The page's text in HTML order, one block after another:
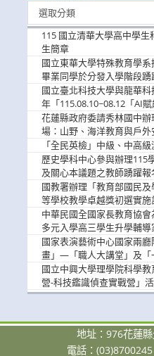
選取分類
115 國立清華大學高中學
生簡章
國立東華大學特殊教育學
畢業同學於分發入學階段踴
國立臺北科技大學與龍華
年「115.08.10~08.12「AI
歡迎學生踴躍報名參加
花蓮縣政府委請秀林國中
場：山野、海洋教育與戶
參加
「全民英檢」中級、中高
歷史學科中心參與辦理115
及關心本議題之教師踴躍報
國教署辦理「教育部國民
等學校教學卓越獎初選實
中華民國全國家長教育協
多元入學高三學生升學輔導
國家表演藝術中心國家兩
畫」—「職人大講堂」及「
參與。
國立中興大學理學院科學
營-科技鑑識偵查實戰營」
加。
地址：976花蓮
電話：(03)8700245